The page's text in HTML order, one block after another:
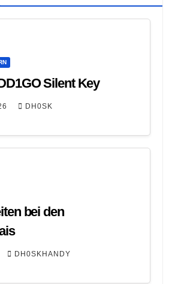
Silent Key
DH0SK
bei den
DH0SKHANDY